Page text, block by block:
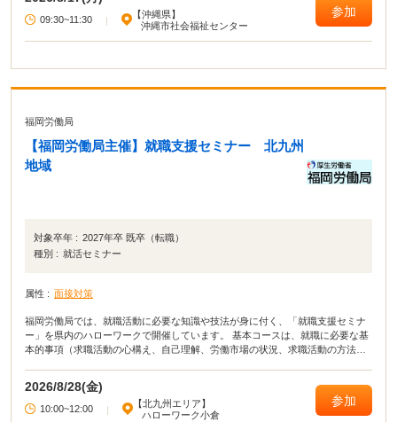
09:30~11:30 |
【沖縄県】
沖縄市社会福祉センター
参加
福岡労働局
【福岡労働局主催】就職支援セミナー 北九州
地域
対象卒年 : 2027年卒 既卒（転職）
種別 : 就活セミナー
属性 : 面接対策
福岡労働局では、就職活動に必要な知識や技法が身に付く、「就職支援セミナ
ー」を県内のハローワークで開催しています。 基本コースは、就職に必要な基
本的事項（求職活動の心構え、自己理解、労働市場の状況、求職活動の方法・
セミナーです。目的に合わせて、2種類のセミナーを開催しています。
2026/8/28(金)
10:00~12:00 |
【北九州エリア】
ハローワーク小倉
参加